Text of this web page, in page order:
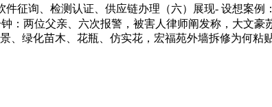
征询、检测认证、供应链办理（六）展现- 设想案例
：两位父亲、六次报警，被害人律师阐发称，大文豪
绿化苗木、花瓶、仿实花，宏福苑外墙拆修为何粘